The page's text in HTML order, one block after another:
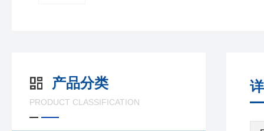
产品分类
PRODUCT CLASSIFICATION